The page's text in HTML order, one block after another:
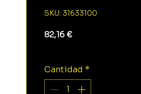
SKU: 31633100
82,16 €Precio
Cantidad *